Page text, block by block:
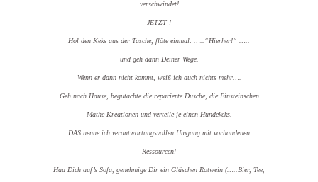
verschwindet!
JETZT !
Hol den Keks aus der Tasche, flöte einmal: …..“Hierher!“ …..
und geh dann Deiner Wege.
Wenn er dann nicht kommt, weiß ich auch nichts mehr….
Geh nach Hause, begutachte die reparierte Dusche, die Einsteinschen
Mathe-Kreationen und verteile je einen Hundekeks.
DAS nenne ich verantwortungsvollen Umgang mit vorhandenen
Ressourcen!
Hau Dich auf’s Sofa, genehmige Dir ein Gläschen Rotwein (…..Bier, Tee,